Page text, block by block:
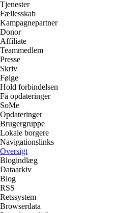
Tjenester
Fællesskab
Kampagnepartner
Donor
Affiliate
Teammedlem
Presse
Skriv
Følge
Hold forbindelsen
Få opdateringer
SoMe
Opdateringer
Brugergruppe
Lokale borgere
Navigationslinks
Oversigt
Blogindlæg
Dataarkiv
Blog
RSS
Retssystem
Browserdata